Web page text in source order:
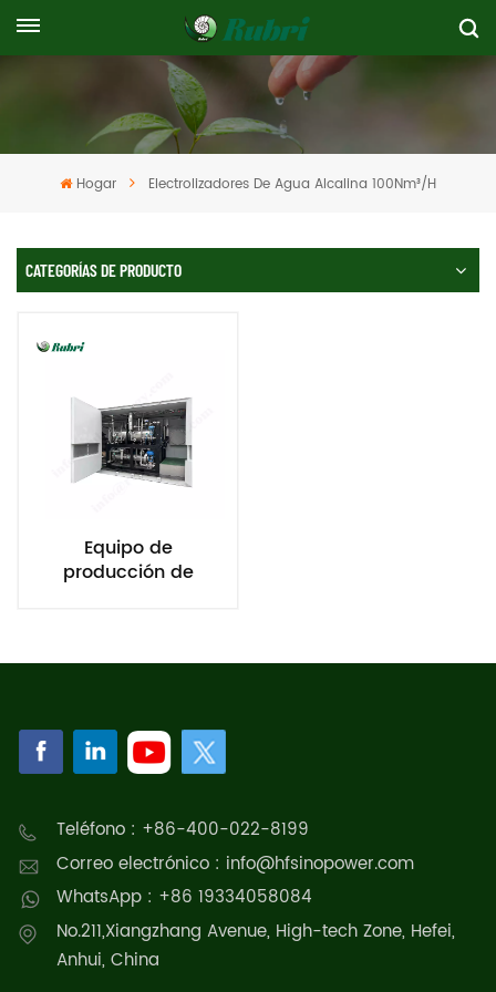
Hogar Electrolizadores De Agua Alcalina 100Nm³/h
CATEGORÍAS DE PRODUCTO
Equipo de
producción de
Nm³/h y 500 kW
Teléfono : +86-400-022-8199
Correo electrónico : info@hfsinopower.com
WhatsApp : +86 19334058084
No.211,Xiangzhang Avenue, High-tech Zone, Hefei,
Anhui, China